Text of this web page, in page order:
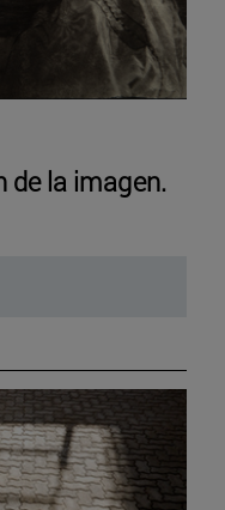
de la imagen.